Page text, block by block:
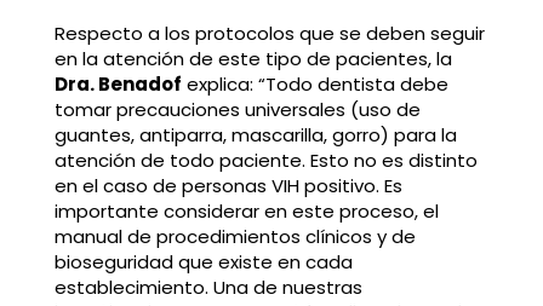
Respecto a los protocolos que se deben seguir
en la atención de este tipo de pacientes, la
Dra. Benadof explica: “Todo dentista debe
tomar precauciones universales (uso de
guantes, antiparra, mascarilla, gorro) para la
atención de todo paciente. Esto no es distinto
en el caso de personas VIH positivo. Es
importante considerar en este proceso, el
manual de procedimientos clínicos y de
bioseguridad que existe en cada
establecimiento. Una de nuestras